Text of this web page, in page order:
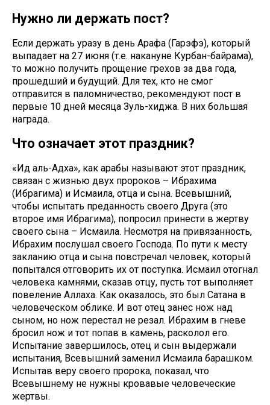
Нужно ли держать пост?
Если держать уразу в день Арафа (Гарэфэ), который
выпадает на 27 июня (т.е. накануне Курбан-байрама),
то можно получить прощение грехов за два года,
прошедший и будущий. Для тех, кто не смог
отправится в паломничество, рекомендуют пост в
первые 10 дней месяца Зуль-хиджа. В них большая
награда.
Что означает этот праздник?
«Ид аль-Адха», как арабы называют этот праздник,
связан с жизнью двух пророков – Ибрахима
(Ибрагима) и Исмаила, отца и сына. Всевышний,
чтобы испытать преданность своего Друга (это
второе имя Ибрагима), попросил принести в жертву
своего сына – Исмаила. Несмотря на привязанность,
Ибрахим послушал своего Господа. По пути к месту
закланию отца и сына повстречал человек, который
попытался отговорить их от поступка. Исмаил отогнал
человека камнями, сказав отцу, пусть тот выполняет
повеление Аллаха. Как оказалось, это был Сатана в
человеческом облике. И вот отец занес нож над
сыном, но нож перестал не резал. Ибрахим в гневе
бросил нож и тот попав в камень, расколол его.
Испытание завершилось, отец и сын выдержали
испытания, Всевышний заменил Исмаила барашком.
Испытав веру своего пророка, показал, что
Всевышнему не нужны кровавые человеческие
жертвы.